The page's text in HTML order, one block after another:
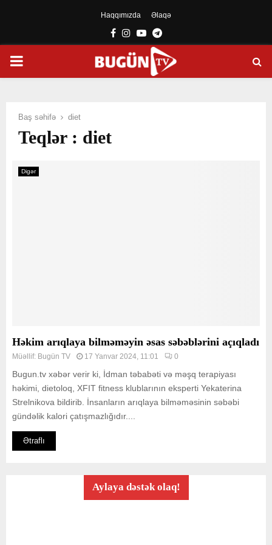
Haqqımızda Əlaqə
Facebook
Instagram
YoutubeTelegram
PRIMARY
Baş səhifə diet
Teqlər : diet
Digər
Həkim arıqlaya bilməməyin əsas səbəblərini açıqladı
Müəllif: Bugün TV 17 Yanvar 2024, 11:01 0
Bugun.tv xəbər verir ki, İdman təbabəti və məşq terapiyası
həkimi, dietoloq, XFIT fitness klublarının eksperti Yekaterina
Strelnikova bildirib. İnsanların arıqlaya bilməməsinin səbəbi
gündəlik kalori çatışmazlığıdır....
Ətraflı
Aylaya dəstək olaq!